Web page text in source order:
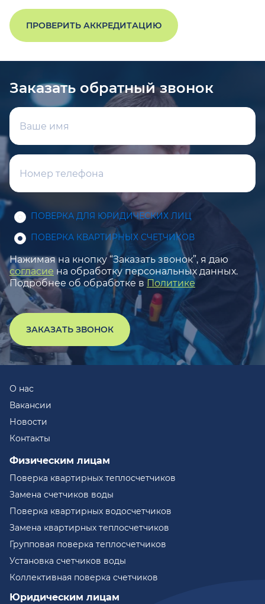
ПРОВЕРИТЬ АККРЕДИТАЦИЮ
Заказать обратный звонок
ПОВЕРКА ДЛЯ ЮРИДИЧЕСКИХ ЛИЦ
ПОВЕРКА КВАРТИРНЫХ СЧЕТЧИКОВ
Нажимая на кнопку “Заказать звонок”, я даю
согласие на обработку персональных данных.
Подробнее об обработке в Политике
ЗАКАЗАТЬ ЗВОНОК
О нас
Вакансии
Новости
Контакты
Физическим лицам
Поверка квартирных теплосчетчиков
Замена счетчиков воды
Поверка квартирных водосчетчиков
Замена квартирных теплосчетчиков
Групповая поверка теплосчетчиков
Установка счетчиков воды
Коллективная поверка счетчиков
Юридическим лицам